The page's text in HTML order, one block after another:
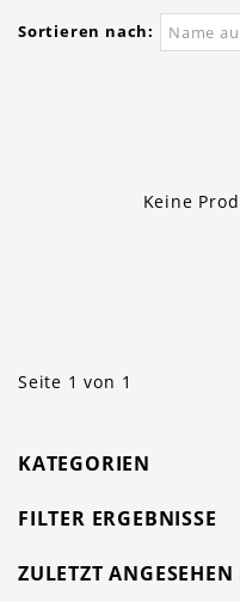
Sortieren nach: Name
Keine
Seite 1 von 1
KATEGORIEN
FILTER ERGEBNISSE
ZULETZT ANGESEHEN